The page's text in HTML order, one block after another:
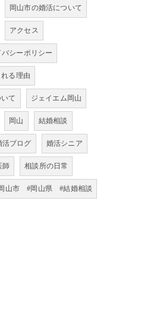
岡山市の婚活について
アクセス
バシーポリシー
る理由
て ジェイエム岡山
岡山 結婚相談
活ブログ 婚活シニア
師 相談所の日常
山市 #岡山県 #結婚相談